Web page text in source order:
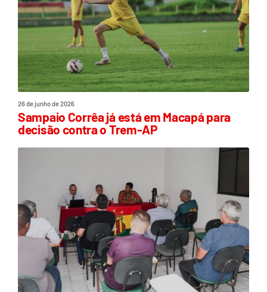
26 de junho de 2026
Sampaio Corrêa já está em Macapá para
decisão contra o Trem-AP